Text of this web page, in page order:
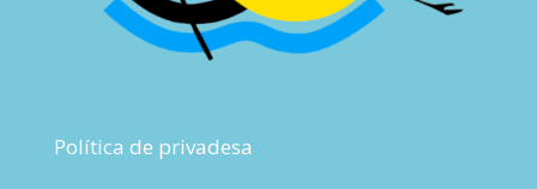
Política de privadesa